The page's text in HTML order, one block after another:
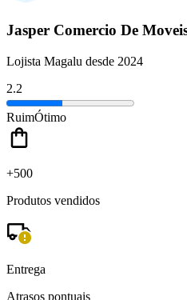
Jasper Comercio De
Lojista Magalu desde 2024
2.2
RuimÓtimo
+500
Produtos vendidos
Entrega
Atrasos pontuais